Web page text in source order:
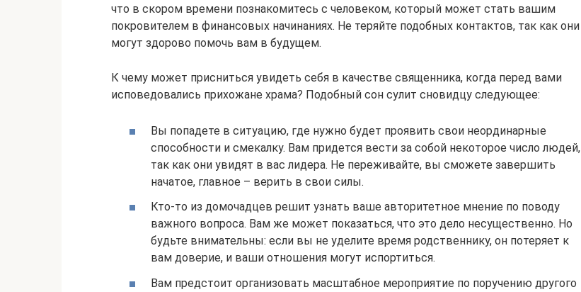
что в скором времени познакомитесь с человеком, который может стать вашим
покровителем в финансовых начинаниях. Не теряйте подобных контактов, так как они
могут здорово помочь вам в будущем.
К чему может присниться увидеть себя в качестве священника, когда перед вами
исповедовались прихожане храма? Подобный сон сулит сновидцу следующее:
Вы попадете в ситуацию, где нужно будет проявить свои неординарные
способности и смекалку. Вам придется вести за собой некоторое число людей,
так как они увидят в вас лидера. Не переживайте, вы сможете завершить
начатое, главное – верить в свои силы.
Кто-то из домочадцев решит узнать ваше авторитетное мнение по поводу
важного вопроса. Вам же может показаться, что это дело несущественно. Но
будьте внимательны: если вы не уделите время родственнику, он потеряет к
вам доверие, и ваши отношения могут испортиться.
Вам предстоит организовать масштабное мероприятие по поручению другого